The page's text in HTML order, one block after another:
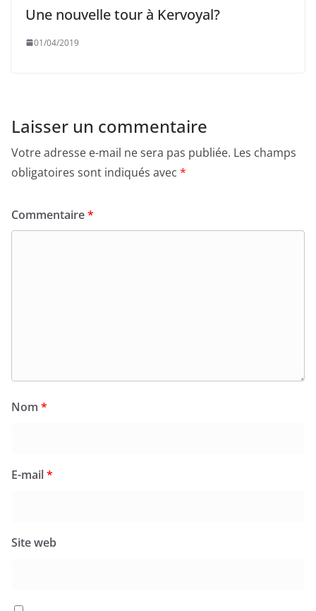
Une nouvelle tour à Kervoyal?
01/04/2019
Laisser un commentaire
Votre adresse e-mail ne sera pas publiée. Les champs
obligatoires sont indiqués avec *
Commentaire*
Nom *
E-mail*
Site web